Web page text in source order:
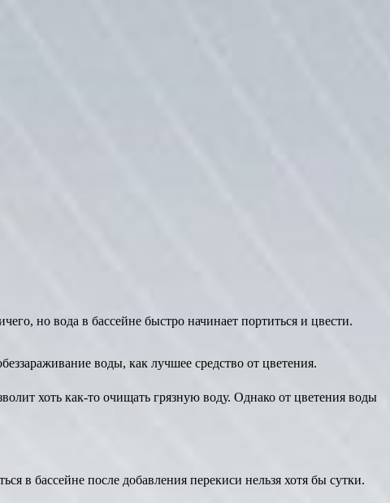
но вода в бассейне быстро начинает портиться и цвести.
воды, как лучшее средство от цветения.
хоть как-то очищать грязную воду. Однако от цветения воды
в бассейне после добавления перекиси нельзя хотя бы сутки.